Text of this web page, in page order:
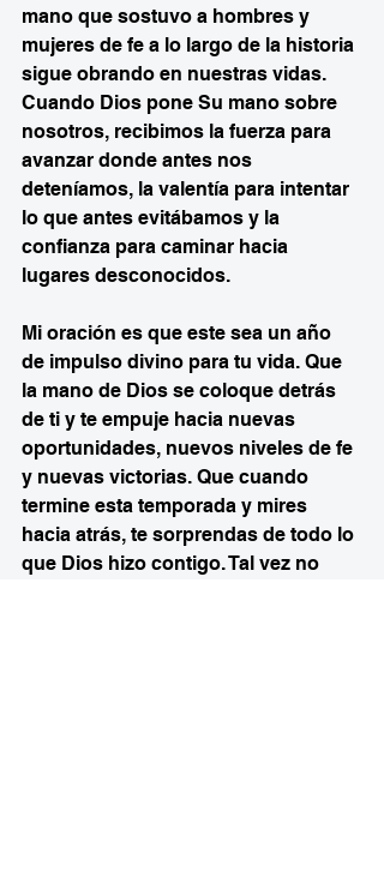
mano que sostuvo a hombres y
mujeres de fe a lo largo de la historia
sigue obrando en nuestras vidas.
Cuando Dios pone Su mano sobre
nosotros, recibimos la fuerza para
avanzar donde antes nos
deteníamos, la valentía para intentar
lo que antes evitábamos y la
confianza para caminar hacia
lugares desconocidos.
Mi oración es que este sea un año
de impulso divino para tu vida. Que
la mano de Dios se coloque detrás
de ti y te empuje hacia nuevas
oportunidades, nuevos niveles de fe
y nuevas victorias. Que cuando
termine esta temporada y mires
hacia atrás, te sorprendas de todo lo
que Dios hizo contigo. Tal vez no